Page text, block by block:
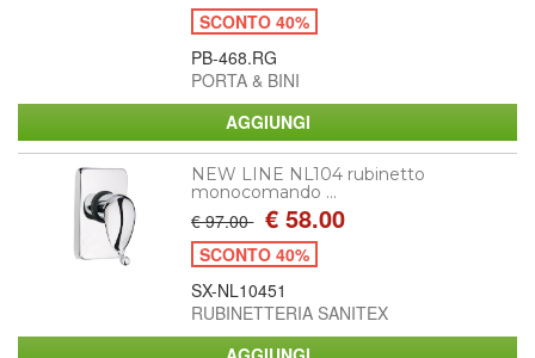
SCONTO 40%
PB-468.RG
PORTA & BINI
NEW LINE NL104 rubinetto
monocomando ...
€ 97.00 € 58.00
SCONTO 40%
SX-NL10451
RUBINETTERIA SANITEX